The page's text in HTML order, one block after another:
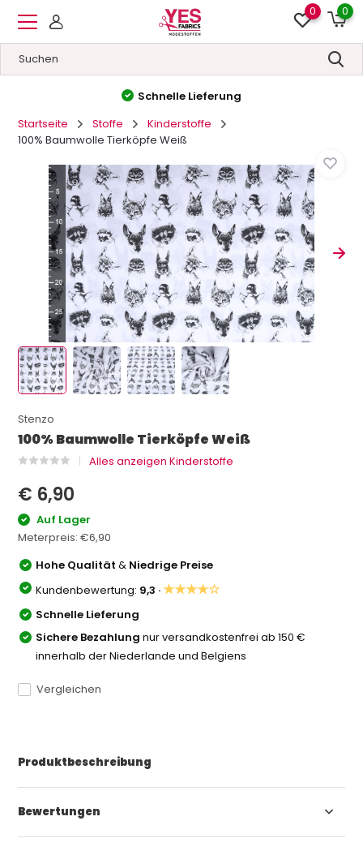
0 0
Schnelle Lieferung
Startseite
Stoffe
Kinderstoffe
100% Baumwolle Tierköpfe Weiß
Stenzo
100% Baumwolle Tierköpfe Weiß
Alles anzeigen Kinderstoffe
€ 6,90
Auf Lager
Meterpreis:€6,90
Hohe Qualität& Niedrige Preise
Kundenbewertung: 9,3 ·★★★★☆
Schnelle Lieferung
Sichere Bezahlung nur versandkostenfrei ab 150 €
innerhalb der Niederlande und Belgiens
Vergleichen
Produktbeschreibung
Bewertungen